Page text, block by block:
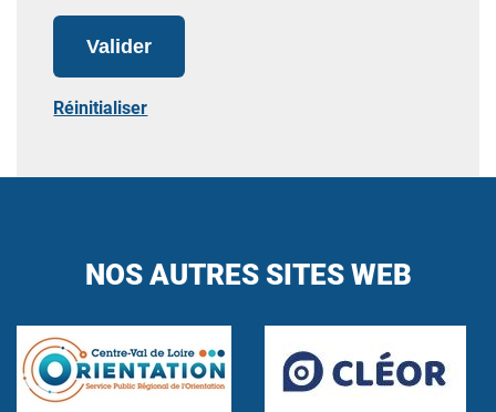
Valider
Réinitialiser
NOS AUTRES SITES WEB